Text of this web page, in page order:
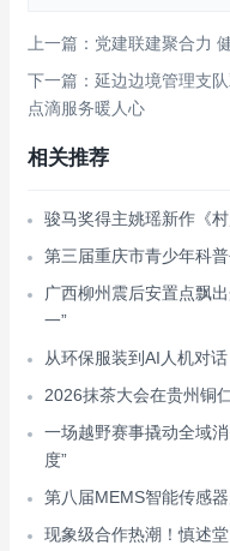
上一篇：党建联建聚合力
下一篇：延边边境管理支
点滴服务暖人心
相关推荐
骏马奖得主姚瑶新作《
第三届重庆市青少年科
广西柳州震后安置点飘
一”
从环保服装到AI人机对
2026抹茶大会在贵州铜
一场越野赛事撬动全域
度”
第八届MEMS智能传感
现象级合作热潮！慎述